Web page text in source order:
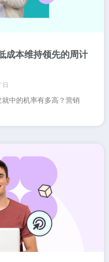
成本维持领先的周计
日
中的机率有多高？营销